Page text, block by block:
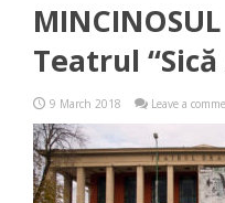
Teatrul
9 March 2018 Leave a